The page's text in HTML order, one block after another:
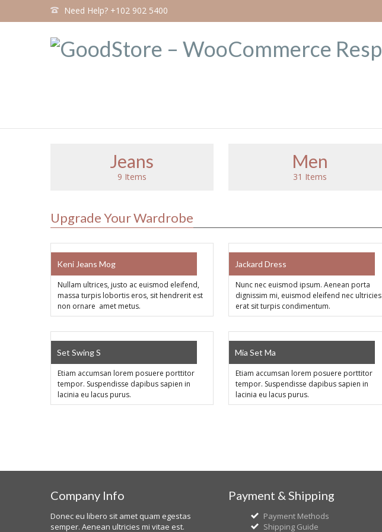
Need Help? +102 902 5400
Jeans
9 Items
Men
31 Items
Upgrade Your Wardrobe
Keni Jeans Mog
Nullam ultrices, justo ac euismod eleifend,
massa turpis lobortis eros, sit hendrerit est
non ornare amet metus.
Jackard Dress
Nunc nec euismod ipsum. Aenean porta
dignissim mi, euismod eleifend nec ultricies
erat sit turpis condimentum.
SALE!
Set Swing S
Etiam accumsan lorem posuere porttitor
tempor. Suspendisse dapibus sapien in
lacinia eu lacus purus.
SALE!
Mia Set Ma
Etiam accumsan lorem posuere porttitor
tempor. Suspendisse dapibus sapien in
lacinia eu lacus purus.
Company Info
Donec eu libero sit amet quam egestas
semper. Aenean ultricies mi vitae est.
Payment & Shipping
Payment Methods
Shipping Guide